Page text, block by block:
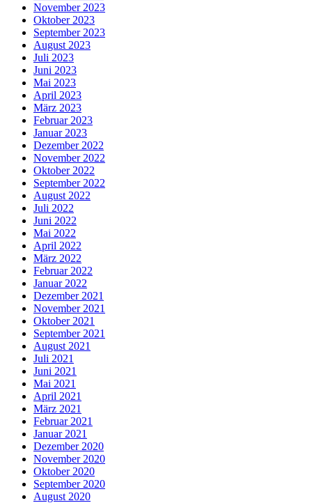
November 2023
Oktober 2023
September 2023
August 2023
Juli 2023
Juni 2023
Mai 2023
April 2023
März 2023
Februar 2023
Januar 2023
Dezember 2022
November 2022
Oktober 2022
September 2022
August 2022
Juli 2022
Juni 2022
Mai 2022
April 2022
März 2022
Februar 2022
Januar 2022
Dezember 2021
November 2021
Oktober 2021
September 2021
August 2021
Juli 2021
Juni 2021
Mai 2021
April 2021
März 2021
Februar 2021
Januar 2021
Dezember 2020
November 2020
Oktober 2020
September 2020
August 2020